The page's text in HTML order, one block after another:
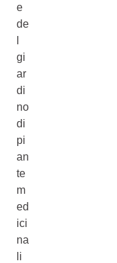
e
de
gi
ar
di
no
di
pi
an
te
m
ed
ici
na
li